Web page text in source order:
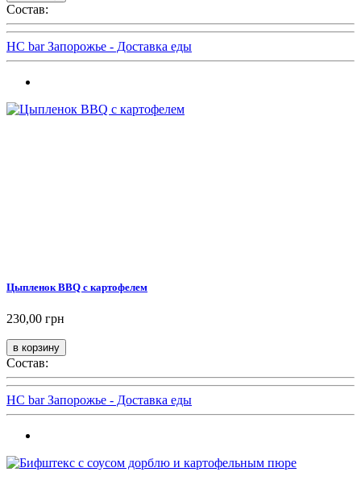
Состав:
HC bar Запорожье - Доставка еды
Цыпленок BBQ с картофелем
230,00 грн
Состав:
HC bar Запорожье - Доставка еды